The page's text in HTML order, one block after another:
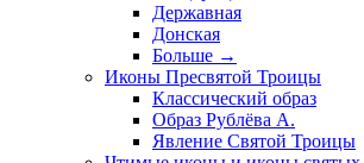
Державная
Донская
Больше →
Иконы Пресвятой Троицы
Классический образ
Образ Рублёва А.
Явление Святой Троицы